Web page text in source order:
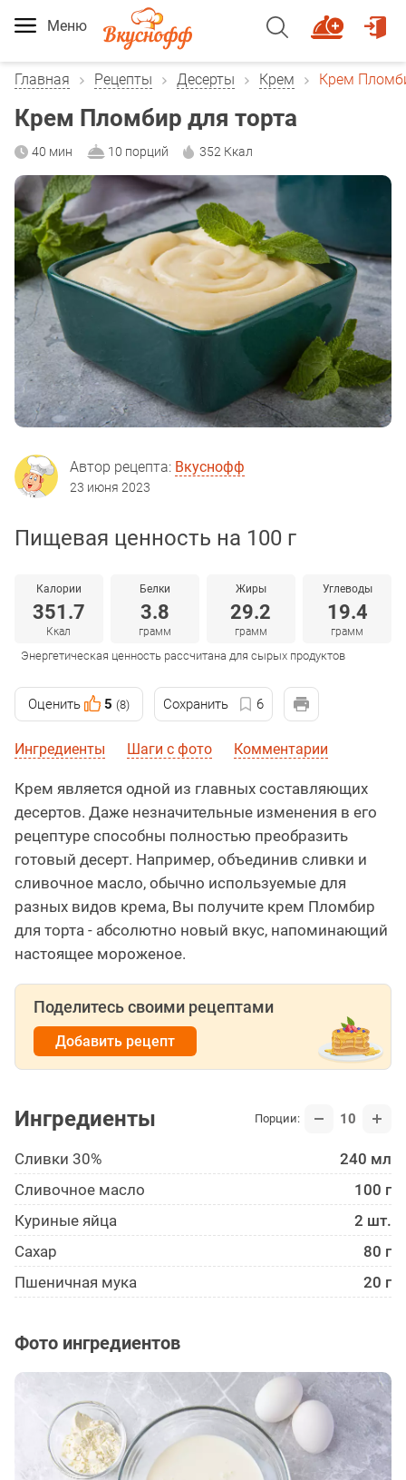
Меню
Главная Рецепты Десерты Крем Крем
Крем Пломбир для торта
40 мин 10 порций 352 Ккал
Автор рецепта: Вкуснофф
23 июня 2023
Пищевая ценность на 100 г
Калории
351.7
Ккал
Белки
3.8
грамм
Жиры
29.2
грамм
Углеводы
19.4
грамм
Энергетическая ценность рассчитана для сырых продуктов
Оценить 5 (8) Сохранить 6
Ингредиенты Шаги с фото Комментарии
Крем является одной из главных составляющих
десертов. Даже незначительные изменения в его
рецептуре способны полностью преобразить
готовый десерт. Например, объединив сливки и
сливочное масло, обычно используемые для
разных видов крема, Вы получите крем Пломбир
для торта - абсолютно новый вкус, напоминающий
настоящее мороженое.
Поделитесь своими рецептами
Добавить рецепт
Ингредиенты Порции: 10
Сливки 30%
240 мл
Сливочное масло
100 г
Куриные яйца
2 шт.
Сахар
80 г
Пшеничная мука
20 г
Фото ингредиентов